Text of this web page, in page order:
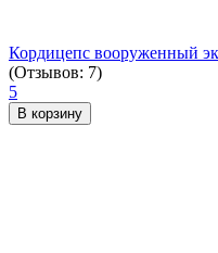
Кордицепс вооруженный
(Отзывов: 7)
5
В корзину